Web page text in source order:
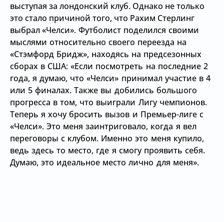
выступая за лондонский клуб. Однако не только
это стало причиной того, что Рахим Стерлинг
выбрал«Челси». Футболист поделился своими
мыслями относительно своего переезда на
«Стэмфорд Бридж», находясь на предсезонных
сборах в США: «Если посмотреть на последние 2
года, я думаю, что «Челси» принимал участие в 4
или 5 финалах. Также вы добились большого
прогресса в том, что выиграли Лигу чемпионов.
Теперь я хочу бросить вызов и Премьер-лиге с
«Челси». Это меня заинтриговало, когда я вел
переговоры с клубом. Именно это меня купило,
ведь здесь то место, где я смогу проявить себя.
Думаю, это идеальное место лично для меня».